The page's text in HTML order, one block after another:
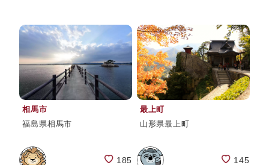
相馬市
福島県相馬市
185
最上町
山形県最上町
145